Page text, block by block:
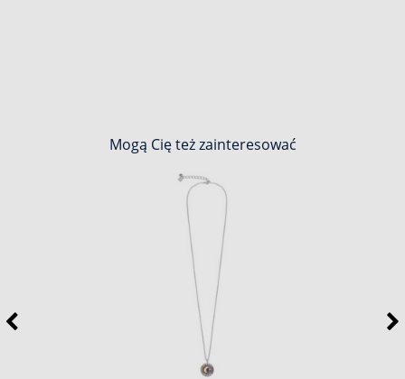
Mogą Cię też zainteresować